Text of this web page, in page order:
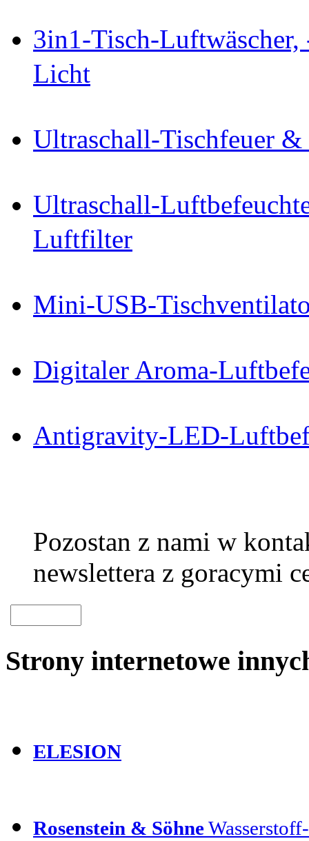
3in1-Tisch-
Licht
Ultraschall-Tischfeuer
Ultraschall-
Luftfilter
Mini-USB-
Digitaler Aroma-
Antigravity-LED-
Pozostan z nami w
newslettera z goracymi
Strony internetowe
ELESION
Rosenstein & Söhne